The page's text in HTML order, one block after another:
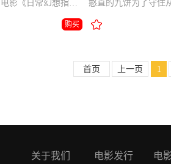
超现实治愈喜剧电影《日常幻想指南》。
购买
首页 上一页 1
关于我们 电影发行 电